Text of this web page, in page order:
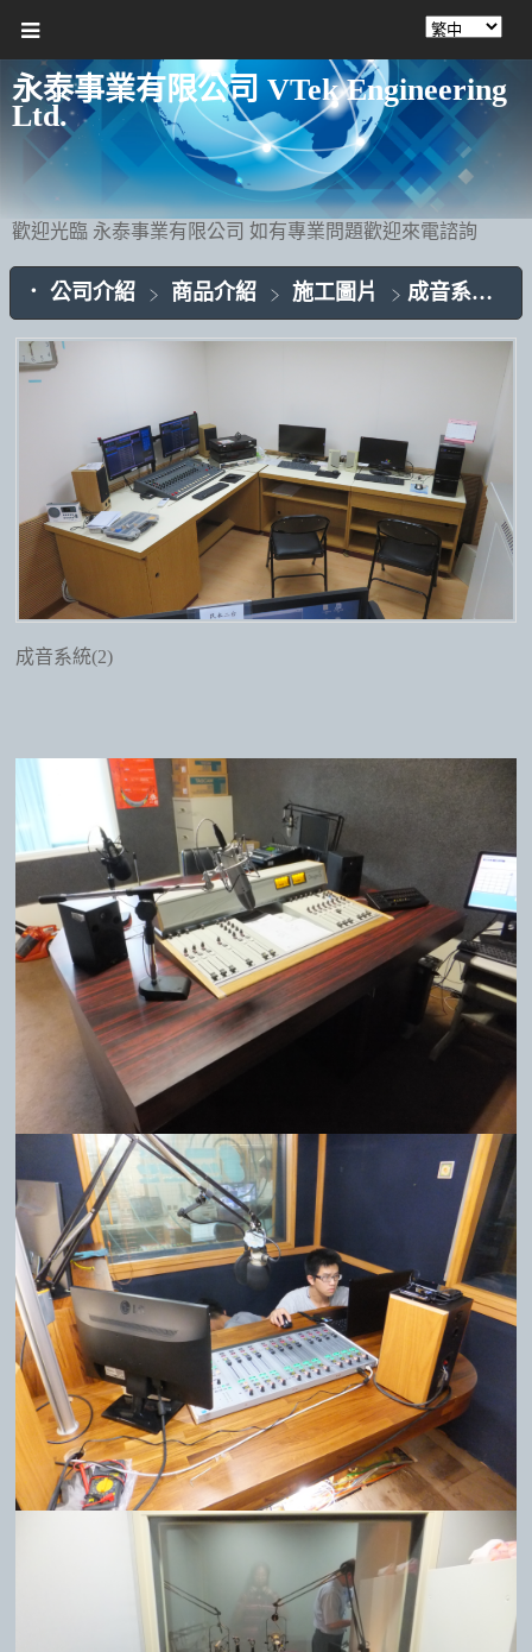
永泰事業有限公司 VTek Engineering
Ltd.
歡迎光臨 永泰事業有限公司 如有專業問題歡迎來電諮詢
公司介紹 商品介紹 施工圖片 成音系統(2)
成音系統(2)